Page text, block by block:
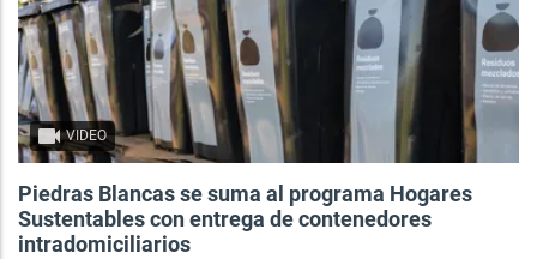
VIDEO
Piedras Blancas se suma al programa Hogares
Sustentables con entrega de contenedores
intradomiciliarios